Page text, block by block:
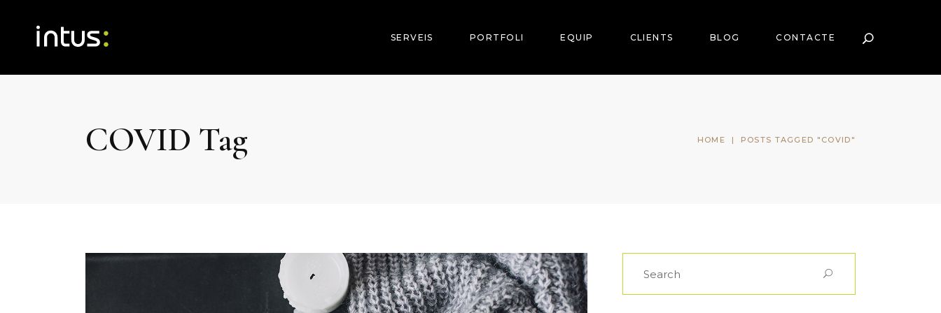
SERVEIS PORTFOLI EQUIP CLIENTS BLOG CONTACTE
COVID Tag HOME | POSTS TAGGED "COVID"